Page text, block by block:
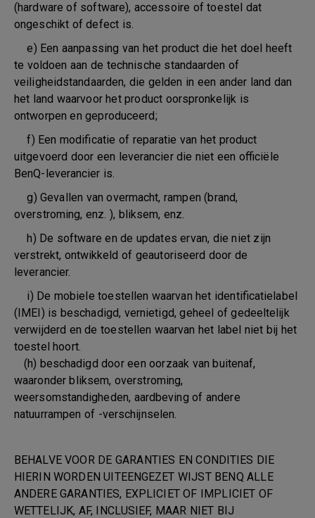
(hardware of software), accessoire of toestel dat
ongeschikt of defect is.
e) Een aanpassing van het product die het doel heeft
te voldoen aan de technische standaarden of
veiligheidstandaarden, die gelden in een ander land dan
het land waarvoor het product oorspronkelijk is
ontworpen en geproduceerd;
f) Een modificatie of reparatie van het product
uitgevoerd door een leverancier die niet een officiële
BenQ-leverancier is.
g) Gevallen van overmacht, rampen (brand,
overstroming, enz. ), bliksem, enz.
h) De software en de updates ervan, die niet zijn
verstrekt, ontwikkeld of geautoriseerd door de
leverancier.
i) De mobiele toestellen waarvan het identificatielabel
(IMEI) is beschadigd, vernietigd, geheel of gedeeltelijk
verwijderd en de toestellen waarvan het label niet bij het
toestel hoort.
(h) beschadigd door een oorzaak van buitenaf,
waaronder bliksem, overstroming,
weersomstandigheden, aardbeving of andere
natuurrampen of -verschijnselen.
BEHALVE VOOR DE GARANTIES EN CONDITIES DIE
HIERIN WORDEN UITEENGEZET WIJST BENQ ALLE
ANDERE GARANTIES, EXPLICIET OF IMPLICIET OF
WETTELIJK, AF, INCLUSIEF, MAAR NIET BIJ